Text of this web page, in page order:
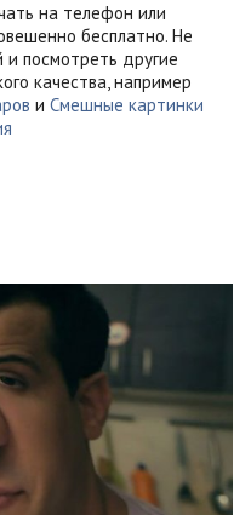
на телефон или
бесплатно. Не
посмотреть другие
качества, например
и Смешные картинки